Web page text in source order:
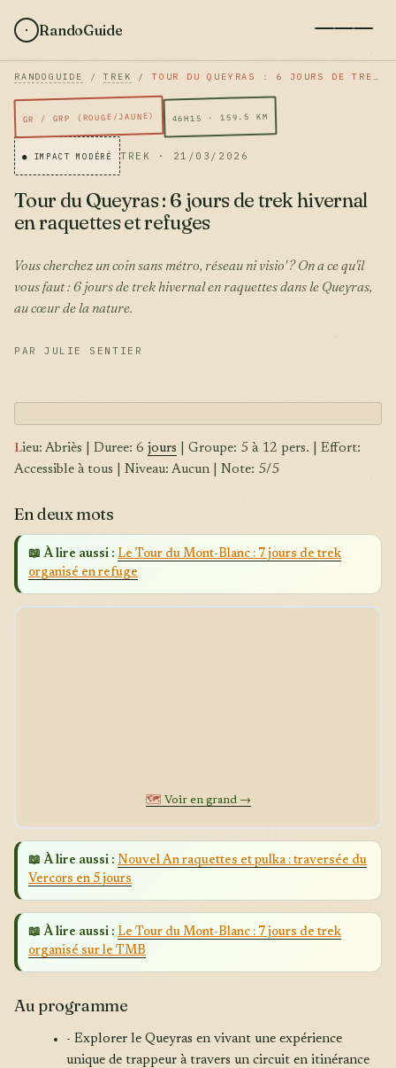
RandoGuide
RANDOGUIDE /TREK /TOUR DU QUEYRAS : 6 JOURS DE TREK HIVERNAL EN RAQUETTES ET REFUGES
GR / GRP (ROUGE/JAUNE) 46H15 · 159.5 KM
● IMPACT MODÉRÉ TREK · 21/03/2026
Tour du Queyras : 6 jours de trek hivernal
en raquettes et refuges
Vous cherchez un coin sans métro, réseau ni visio' ? On a ce qu'il
vous faut : 6 jours de trek hivernal en raquettes dans le Queyras,
au cœur de la nature.
PAR JULIE SENTIER
Lieu: Abriès | Duree: 6 jours | Groupe: 5 à 12 pers. | Effort:
Accessible à tous | Niveau: Aucun | Note: 5/5
En deux mots
📖 À lire aussi : Le Tour du Mont-Blanc : 7 jours de trek
organisé en refuge
🗺️ Voir en grand →
📖 À lire aussi : Nouvel An raquettes et pulka : traversée du
Vercors en 5 jours
📖 À lire aussi : Le Tour du Mont-Blanc : 7 jours de trek
organisé sur le TMB
Au programme
- Explorer le Queyras en vivant une expérience
unique de trappeur à travers un circuit en itinérance